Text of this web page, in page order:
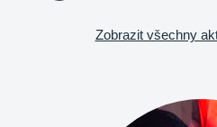
Zobrazit všechny